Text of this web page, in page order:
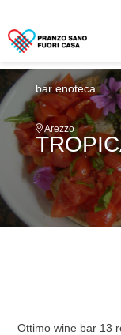
bar enoteca
Arezzo
Ottimo wine bar 13